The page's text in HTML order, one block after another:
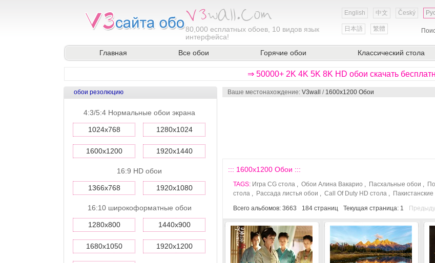
80,000 есплатных обоев, 10 видов язык
интерфейса!
English 中文 Český
日本語 繁體
Главная Все обои Горячие обои Классический стола
⇒ 50000+ 2K 4K 5K 8K HD обои скачать
обои резолюцию
4:3/5:4 Нормальные обои экрана
1024x768 1280x1024
1600x1200 1920x1440
16:9 HD обои
1366x768 1920x1080
16:10 широкоформатные обои
1280x800 1440x900
1680x1050 1920x1200
Ваше местонахождение: V3wall / 1600x1200 Обои
::: 1600x1200 Обои :::
TAGS: Игра CG стола , Обои Алина Вакарио , Пасхальные обои ,
стола , Рассада листья обои , Call Of Duty HD стола ,
Всего альбомов: 3663 184страниц Текущая страница: 1